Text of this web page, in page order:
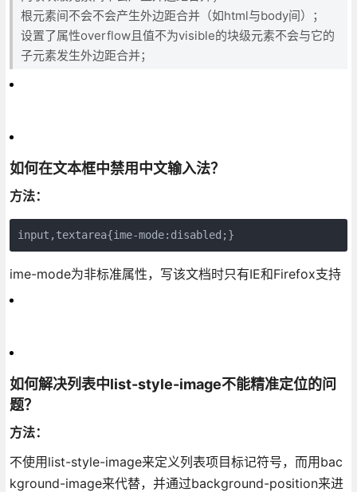
根元素间不会不会产生外边距合并（如html与body间）；
设置了属性overflow且值不为visible的块级元素不会与它的
子元素发生外边距合并；
如何在文本框中禁用中文输入法？
方法：
input,textarea{ime-mode:disabled;}
ime-mode为非标准属性，写该文档时只有IE和Firefox支持
如何解决列表中list-style-image不能精准定位的问
题？
方法：
不使用list-style-image来定义列表项目标记符号，而用bac
kground-image来代替，并通过background-position来进